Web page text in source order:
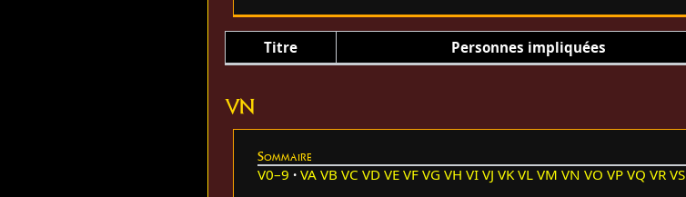
Titre Personnes impliquées
VN
Sommaire
V0–9 VA VB VC VD VE VF VG VH VI VJ VK VL VM VN VO VP VQ VR VS